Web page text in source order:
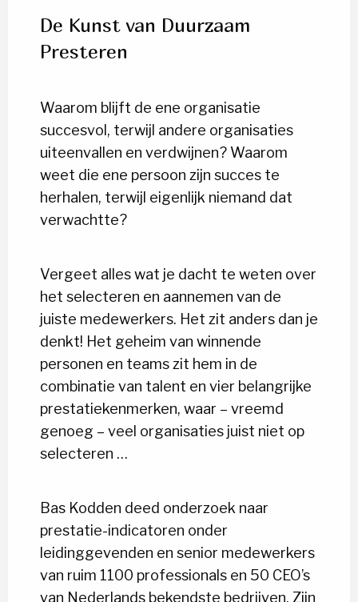
De Kunst van Duurzaam
Presteren
Waarom blijft de ene organisatie
succesvol, terwijl andere organisaties
uiteenvallen en verdwijnen? Waarom
weet die ene persoon zijn succes te
herhalen, terwijl eigenlijk niemand dat
verwachtte?
Vergeet alles wat je dacht te weten over
het selecteren en aannemen van de
juiste medewerkers. Het zit anders dan je
denkt! Het geheim van winnende
personen en teams zit hem in de
combinatie van talent en vier belangrijke
prestatiekenmerken, waar – vreemd
genoeg – veel organisaties juist niet op
selecteren …
Bas Kodden deed onderzoek naar
prestatie-indicatoren onder
leidinggevenden en senior medewerkers
van ruim 1100 professionals en 50 CEO’s
van Nederlands bekendste bedrijven. Zijn